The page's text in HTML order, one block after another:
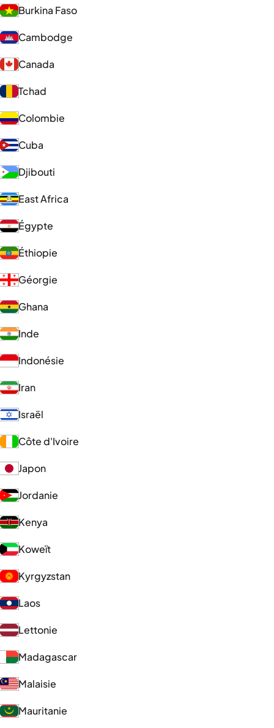
Burkina Faso
Cambodge
Canada
Tchad
Colombie
Cuba
Djibouti
East Africa
Égypte
Éthiopie
Géorgie
Ghana
Inde
Indonésie
Iran
Israël
Côte d'Ivoire
Japon
Jordanie
Kenya
Koweït
Kyrgyzstan
Laos
Lettonie
Madagascar
Malaisie
Mauritanie